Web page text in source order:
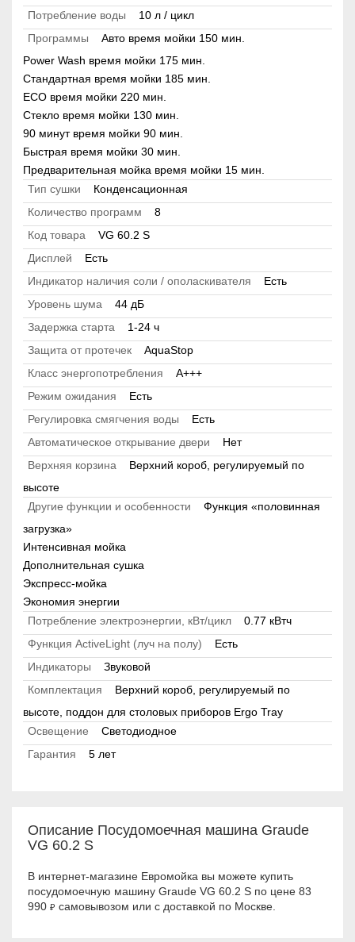
Потребление воды
10 л / цикл
Программы
Авто время мойки 150 мин.
Power Wash время мойки 175 мин.
Стандартная время мойки 185 мин.
ECO время мойки 220 мин.
Стекло время мойки 130 мин.
90 минут время мойки 90 мин.
Быстрая время мойки 30 мин.
Предварительная мойка время мойки 15 мин.
Тип сушки
Конденсационная
Количество программ
8
Код товара
VG 60.2 S
Дисплей
Есть
Индикатор наличия соли / ополаскивателя
Есть
Уровень шума
44 дБ
Задержка старта
1-24 ч
Защита от протечек
AquaStop
Класс энергопотребления
A+++
Режим ожидания
Есть
Регулировка смягчения воды
Есть
Автоматическое открывание двери
Нет
Верхняя корзина
Верхний короб, регулируемый по
высоте
Другие функции и особенности
Функция «половинная
загрузка»
Интенсивная мойка
Дополнительная сушка
Экспресс-мойка
Экономия энергии
Потребление электроэнергии, кВт/цикл
0.77 кВтч
Функция ActiveLight (луч на полу)
Есть
Индикаторы
Звуковой
Комплектация
Верхний короб, регулируемый по
высоте, поддон для столовых приборов Ergo Tray
Освещение
Светодиодное
Гарантия
5 лет
Описание Посудомоечная машина Graude
VG 60.2 S
В интернет-магазине Евромойка вы можете купить
посудомоечную машину Graude VG 60.2 S по цене 83
990 ₽ самовывозом или с доставкой по Москве.